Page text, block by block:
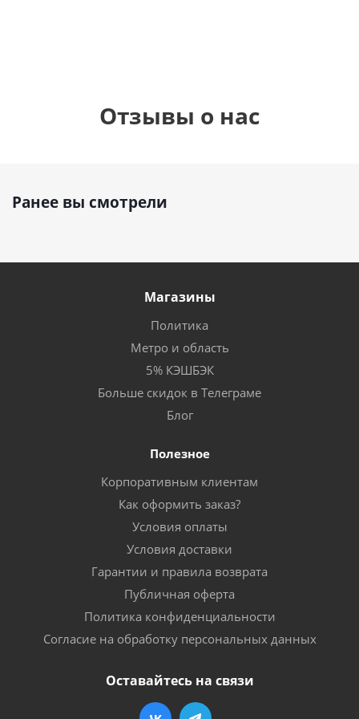
Отзывы о нас
Ранее вы смотрели
Магазины
Политика
Метро и область
5% КЭШБЭК
Больше скидок в Телеграме
Блог
Полезное
Корпоративным клиентам
Как оформить заказ?
Условия оплаты
Условия доставки
Гарантии и правила возврата
Публичная оферта
Политика конфиденциальности
Согласие на обработку персональных данных
Оставайтесь на связи